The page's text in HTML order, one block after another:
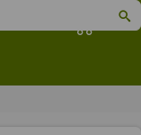
Koszyk